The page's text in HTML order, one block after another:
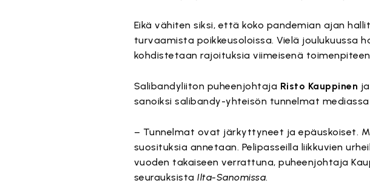
Eikä vähiten siksi, että koko pandemian ajan
turvaamista poikkeusoloissa. Vielä joulukuussa
kohdistetaan rajoituksia viimeisenä
Salibandyliiton puheenjohtaja Risto Kauppinen
sanoiksi salibandy-yhteisön tunnelmat
– Tunnelmat ovat järkyttyneet ja epäuskoiset.
suosituksia annetaan. Pelipasseilla liikkuvien
vuoden takaiseen verrattuna, puheenjohtaja
seurauksistaIlta-Sanomissa.